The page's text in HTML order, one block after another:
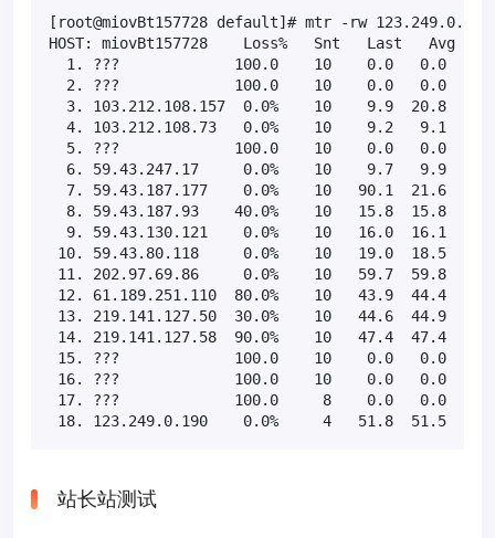
[root@miovBt157728 default]# mtr -rw 123.249.0.190
HOST: miovBt157728    Loss%   Snt   Last   Avg
1. ???             100.0    10    0.0   0.0
2. ???             100.0    10    0.0   0.0
3. 103.212.108.157  0.0%    10    9.9  20.8
4. 103.212.108.73   0.0%    10    9.2   9.1
5. ???             100.0    10    0.0   0.0
6. 59.43.247.17     0.0%    10    9.7   9.9
7. 59.43.187.177    0.0%    10   90.1  21.6
8. 59.43.187.93    40.0%    10   15.8  15.8
9. 59.43.130.121    0.0%    10   16.0  16.1
10. 59.43.80.118     0.0%    10   19.0  18.5
11. 202.97.69.86     0.0%    10   59.7  59.8
12. 61.189.251.110  80.0%    10   43.9  44.4
13. 219.141.127.50  30.0%    10   44.6  44.9
14. 219.141.127.58  90.0%    10   47.4  47.4
15. ???             100.0    10    0.0   0.0
16. ???             100.0    10    0.0   0.0
17. ???             100.0     8    0.0   0.0
18. 123.249.0.190    0.0%     4   51.8  51.5
站长站测试